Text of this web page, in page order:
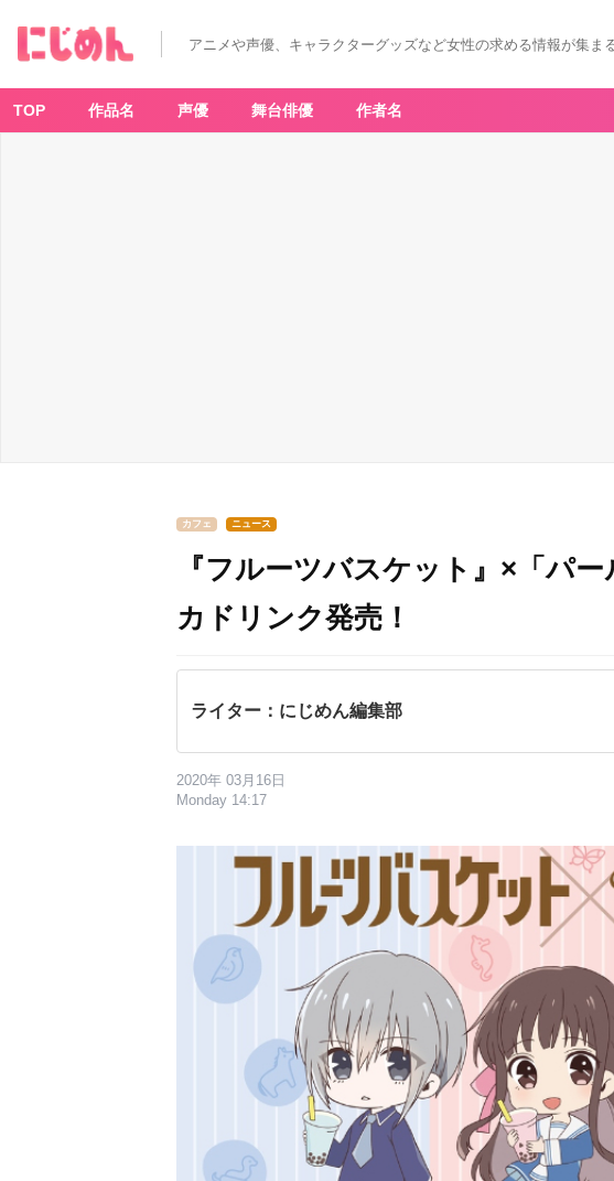
アニメや声優、キャラクターグッズなど女性の求める情報が集ま
TOP 作品名 声優 舞台俳優 作者名
カフェ ニュース
『フルーツバスケット』×「パ
カドリンク発売！
ライター：にじめん編集部
2020年 03月16日
Monday 14:17